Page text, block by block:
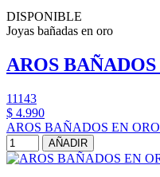
DISPONIBLE
Joyas bañadas en oro
AROS
11143
$ 4.990
AROS BAÑADOS EN
AÑADIR